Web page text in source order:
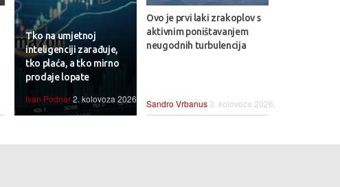
Tko na umjetnoj
inteligenciji zarađuje,
tko plaća, a tko mirno
prodaje lopate
Ivan Podnar2. kolovoza 2026.
Ovo je prvi laki zrakoplov s
aktivnim poništavanjem
neugodnih turbulencija
Sandro Vrbanus 3. kolovoza 2026.